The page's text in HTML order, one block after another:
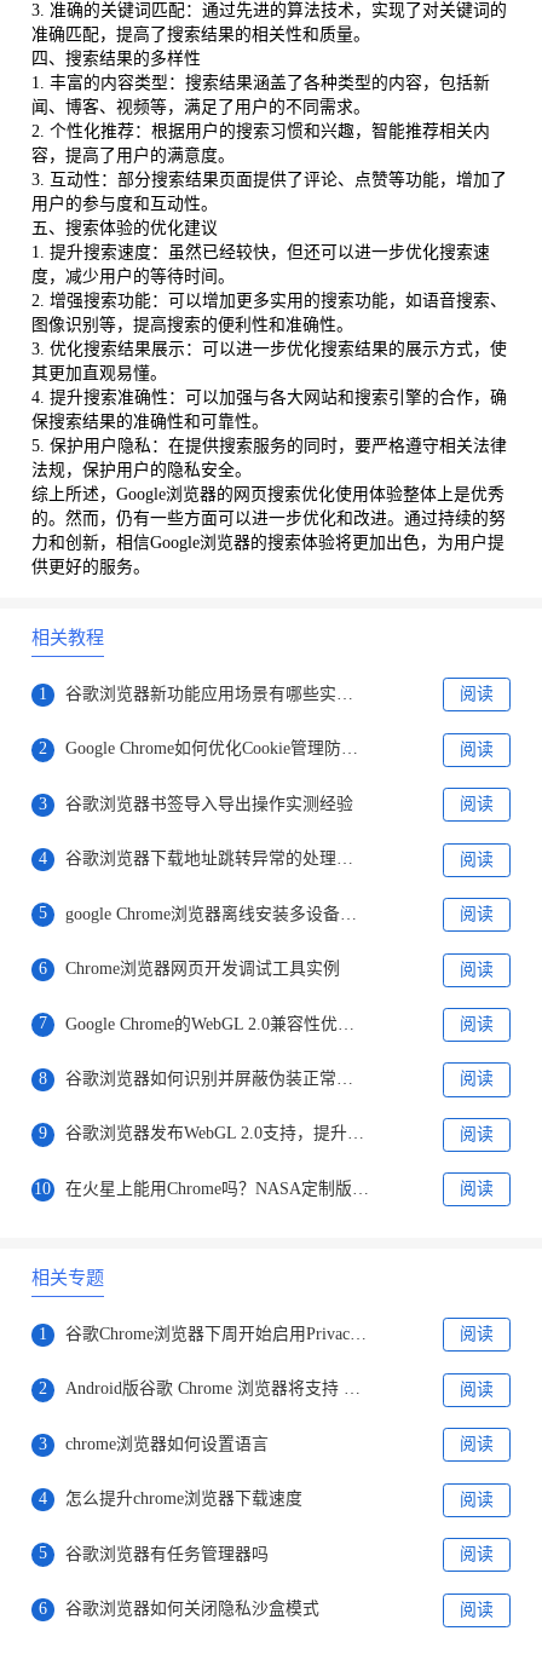
3. 准确的关键词匹配：通过先进的算法技术，实现了对关键词的
准确匹配，提高了搜索结果的相关性和质量。
四、搜索结果的多样性
1. 丰富的内容类型：搜索结果涵盖了各种类型的内容，包括新
闻、博客、视频等，满足了用户的不同需求。
2. 个性化推荐：根据用户的搜索习惯和兴趣，智能推荐相关内
容，提高了用户的满意度。
3. 互动性：部分搜索结果页面提供了评论、点赞等功能，增加了
用户的参与度和互动性。
五、搜索体验的优化建议
1. 提升搜索速度：虽然已经较快，但还可以进一步优化搜索速
度，减少用户的等待时间。
2. 增强搜索功能：可以增加更多实用的搜索功能，如语音搜索、
图像识别等，提高搜索的便利性和准确性。
3. 优化搜索结果展示：可以进一步优化搜索结果的展示方式，使
其更加直观易懂。
4. 提升搜索准确性：可以加强与各大网站和搜索引擎的合作，确
保搜索结果的准确性和可靠性。
5. 保护用户隐私：在提供搜索服务的同时，要严格遵守相关法律
法规，保护用户的隐私安全。
综上所述，Google浏览器的网页搜索优化使用体验整体上是优秀
的。然而，仍有一些方面可以进一步优化和改进。通过持续的努
力和创新，相信Google浏览器的搜索体验将更加出色，为用户提
供更好的服务。
相关教程
1 阅读
2 Google Chrome如何优化Cookie管理防止隐私泄露 阅读
3 谷歌浏览器书签导入导出操作实测经验 阅读
4 谷歌浏览器下载地址跳转异常的处理办法 阅读
5 google Chrome浏览器离线安装多设备同步 阅读
6 Chrome浏览器网页开发调试工具实例 阅读
7 Google Chrome的WebGL 2.0兼容性优化方法 阅读
8 阅读
9 谷歌浏览器发布WebGL 2.0支持，提升图形渲染质量 阅读
10 阅读
相关专题
1 谷歌Chrome浏览器下周开始启用Privacy Sandbox 阅读
2 Android版谷歌 Chrome 浏览器将支持 Material You 设计版地址栏 阅读
3 chrome浏览器如何设置语言 阅读
4 怎么提升chrome浏览器下载速度 阅读
5 谷歌浏览器有任务管理器吗 阅读
6 谷歌浏览器如何关闭隐私沙盒模式 阅读